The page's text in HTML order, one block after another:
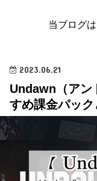
当ブログ
2023.06.21
Undawn（アン
すめ課金パッ